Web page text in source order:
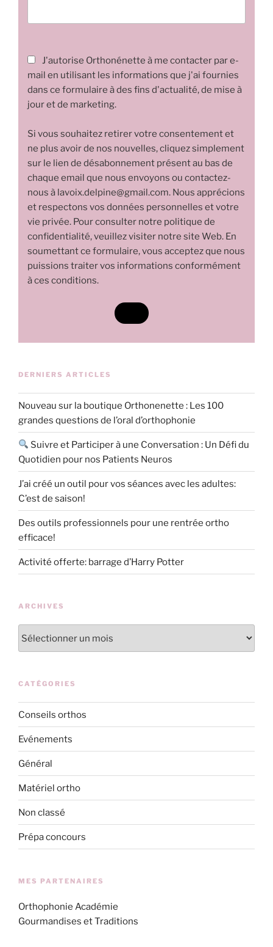
J'autorise Orthonénette à me contacter par e-
mail en utilisant les informations que j'ai fournies
dans ce formulaire à des fins d'actualité, de mise à
jour et de marketing.
Si vous souhaitez retirer votre consentement et
ne plus avoir de nos nouvelles, cliquez simplement
sur le lien de désabonnement présent au bas de
chaque email que nous envoyons ou contactez-
nous à lavoix.delpine@gmail.com. Nous apprécions
et respectons vos données personnelles et votre
vie privée. Pour consulter notre politique de
confidentialité, veuillez visiter notre site Web. En
soumettant ce formulaire, vous acceptez que nous
puissions traiter vos informations conformément
à ces conditions.
DERNIERS ARTICLES
Nouveau sur la boutique Orthonenette : Les 100
grandes questions de l’oral d’orthophonie
Suivre et Participer à une Conversation : Un Défi du
Quotidien pour nos Patients Neuros
J’ai créé un outil pour vos séances avec les adultes:
C’est de saison!
Des outils professionnels pour une rentrée ortho
efficace!
Activité offerte: barrage d’Harry Potter
ARCHIVES
CATÉGORIES
Conseils orthos
Evénements
Général
Matériel ortho
Non classé
Prépa concours
MES PARTENAIRES
Orthophonie Académie
Gourmandises et Traditions